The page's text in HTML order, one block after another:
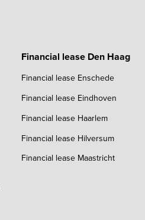
Financial lease Den Haag
Financial lease Enschede
Financial lease Eindhoven
Financial lease Haarlem
Financial lease Hilversum
Financial lease Maastricht